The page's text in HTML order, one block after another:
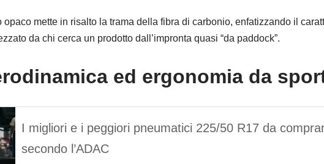
opaco mette in risalto la trama della fibra di carbonio, enfatizzando il
da chi cerca un prodotto dall’impronta quasi “da paddock”.
ed ergonomia da
I migliori e i peggiori pneumatici 225/50 R17 da
secondo l’ADAC